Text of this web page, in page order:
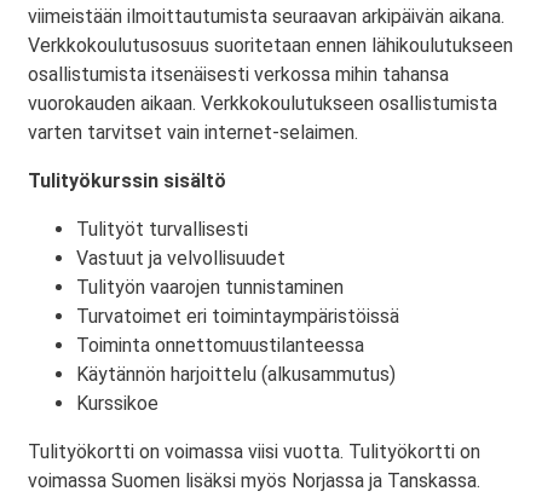
viimeistään ilmoittautumista seuraavan arkipäivän aikana.
Verkkokoulutusosuus suoritetaan ennen lähikoulutukseen
osallistumista itsenäisesti verkossa mihin tahansa
vuorokauden aikaan. Verkkokoulutukseen osallistumista
varten tarvitset vain internet-selaimen.
Tulityökurssin sisältö
Tulityöt turvallisesti
Vastuut ja velvollisuudet
Tulityön vaarojen tunnistaminen
Turvatoimet eri toimintaympäristöissä
Toiminta onnettomuustilanteessa
Käytännön harjoittelu (alkusammutus)
Kurssikoe
Tulityökortti on voimassa viisi vuotta. Tulityökortti on
voimassa Suomen lisäksi myös Norjassa ja Tanskassa.